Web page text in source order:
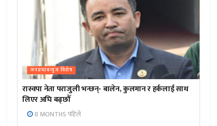
जनप्रभाबन्युज विशेष
रास्वपा नेता पराजुली भन्छन्- बालेन, कुलमान र हर्कलाई साथ
लिएर अघि बढ्छौँ
8 MONTHS पहिले